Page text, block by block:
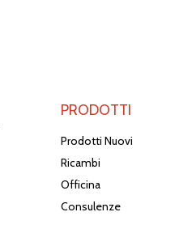
PRODOTTI
Prodotti Nuovi
Ricambi
Officina
Consulenze